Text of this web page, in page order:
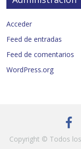
Acceder
Feed de entradas
Feed de comentarios
WordPress.org
Copyright © Todos